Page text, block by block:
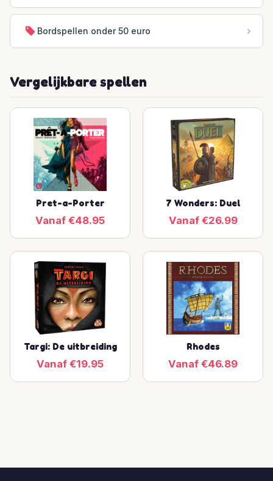
Bordspellen onder 50 euro
Vergelijkbare spellen
Pret-a-Porter
Vanaf €48.95
7 Wonders: Duel
Vanaf €26.99
Targi: De uitbreiding
Vanaf €19.95
Rhodes
Vanaf €46.89